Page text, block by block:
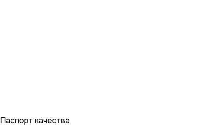
Паспорт качества
Закажите окна с завода в один